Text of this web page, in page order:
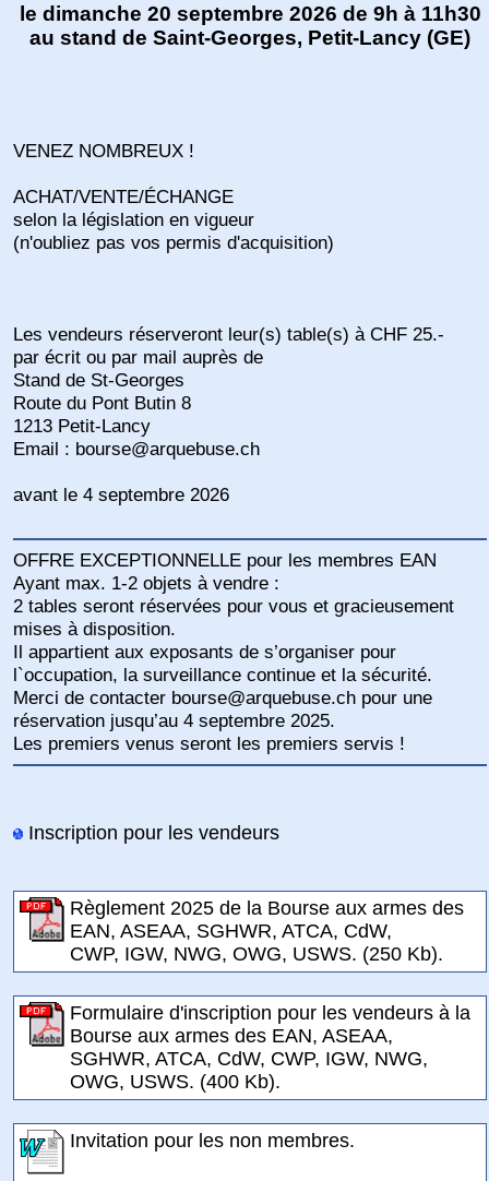
le dimanche 20 septembre 2026 de 9h à 11h30
au stand de Saint-Georges, Petit-Lancy (GE)
VENEZ NOMBREUX !
ACHAT/VENTE/ÉCHANGE
selon la législation en vigueur
(n'oubliez pas vos permis d'acquisition)
Les vendeurs réserveront leur(s) table(s) à CHF 25.-
par écrit ou par mail auprès de
Stand de St-Georges
Route du Pont Butin 8
1213 Petit-Lancy
Email : bourse@arquebuse.ch
avant le 4 septembre 2026
OFFRE EXCEPTIONNELLE pour les membres EAN
Ayant max. 1-2 objets à vendre :
2 tables seront réservées pour vous et gracieusement
mises à disposition.
Il appartient aux exposants de s’organiser pour
l`occupation, la surveillance continue et la sécurité.
Merci de contacter bourse@arquebuse.ch pour une
réservation jusqu’au 4 septembre 2025.
Les premiers venus seront les premiers servis !
Inscription pour les vendeurs
Règlement 2025 de la Bourse aux armes des
EAN, ASEAA, SGHWR, ATCA, CdW,
CWP, IGW, NWG, OWG, USWS. (250 Kb).
Formulaire d'inscription pour les vendeurs à la
Bourse aux armes des EAN, ASEAA,
SGHWR, ATCA, CdW, CWP, IGW, NWG,
OWG, USWS. (400 Kb).
Invitation pour les non membres.